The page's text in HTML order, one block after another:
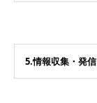
5.情報収集・発信